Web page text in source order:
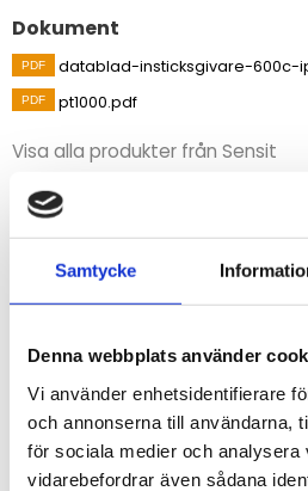
Samtycke
Denna webbplats använder
Vi använder enhetsidentifierare
och annonserna till användarna,
för sociala medier och analysera
vidarebefordrar även sådana
Dokument
datablad-insticksgivare-600c-
pt1000.pdf
Visa alla produkter från Sensit
Temperatursensor av
temperaturmätning i industriella
andra liknande applikationer.
STÄLL EN FRÅGA OM